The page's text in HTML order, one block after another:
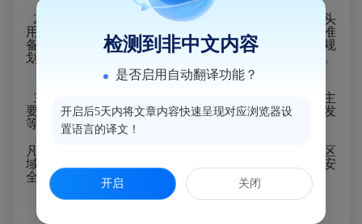
2.自然资源和规划、林业、农业等相关部门负责牵头
用地审批和规划报建阶段工作。主要包括项目审批核准
备案、选址意见书核发、用地预审、用林审核、用地规
划许可、设计方案审查、建设工程规划许可证核发等。
3.住房城乡建设部门负责牵头施工许可阶段工作。主
要包括消防、人防等设计审核确认和施工许可证核发
等。
凡是符合已经批复的控制性详细规划的区域，不再对区
域内具体养老投资项目进行交通影响、水影响、地震安
全性等方面的评估审查。
（二）工程项目竣工验收手续
检测到非中文内容
是否启用自动翻译功能？
开启后5天内将文章内容快速呈现对应浏览器设
置语言的译文！
开启 关闭